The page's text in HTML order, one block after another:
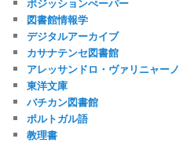
図書館情報学
デジタルアーカイブ
カサナテンセ図書館
アレッサンドロ・ヴァリニャーノ
東洋文庫
バチカン図書館
ポルトガル語
教理書